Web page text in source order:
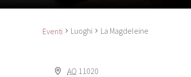
Eventi Luoghi La Magdeleine
AO 11020